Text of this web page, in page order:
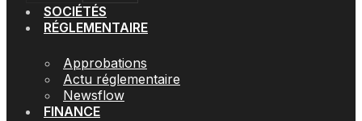
SOCIÉTÉS
RÉGLEMENTAIRE
Approbations
Actu réglementaire
Newsflow
FINANCE